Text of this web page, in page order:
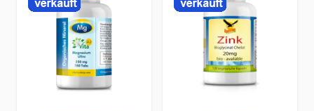
L-Isoleucin
L-Phenylalanin
L-Threonin
L-Methionin